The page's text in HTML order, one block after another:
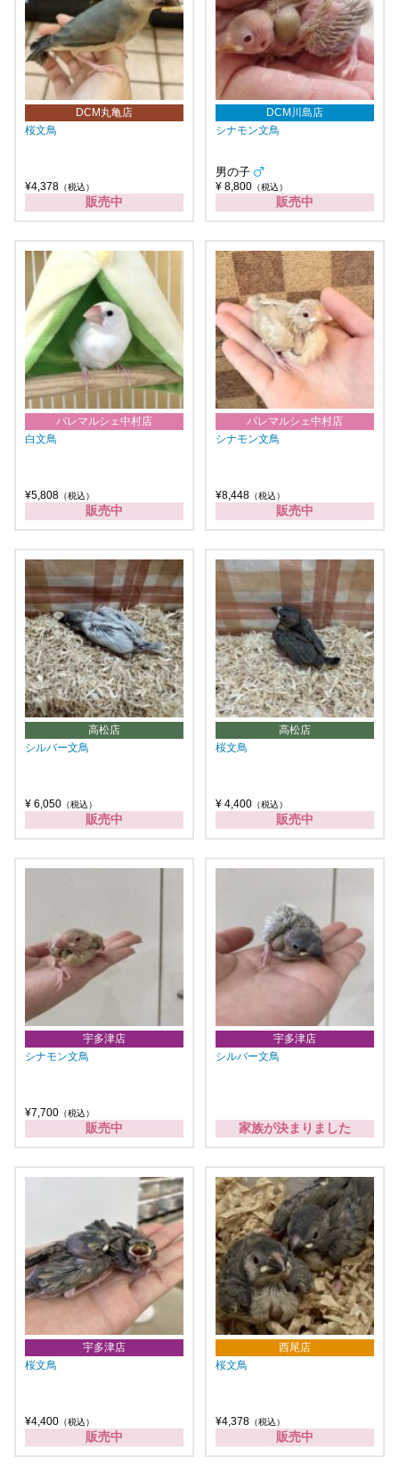
DCM丸亀店
桜文鳥
¥4,378 （税込）
販売中
DCM川島店
シナモン文鳥
男の子
¥ 8,800 （税込）
販売中
パレマルシェ中村店
白文鳥
¥5,808 （税込）
販売中
パレマルシェ中村店
シナモン文鳥
¥8,448 （税込）
販売中
高松店
シルバー文鳥
¥ 6,050 （税込）
販売中
高松店
桜文鳥
¥ 4,400 （税込）
販売中
宇多津店
シナモン文鳥
¥7,700 （税込）
販売中
宇多津店
シルバー文鳥
家族が決まりました
宇多津店
桜文鳥
¥4,400 （税込）
販売中
西尾店
桜文鳥
¥4,378 （税込）
販売中